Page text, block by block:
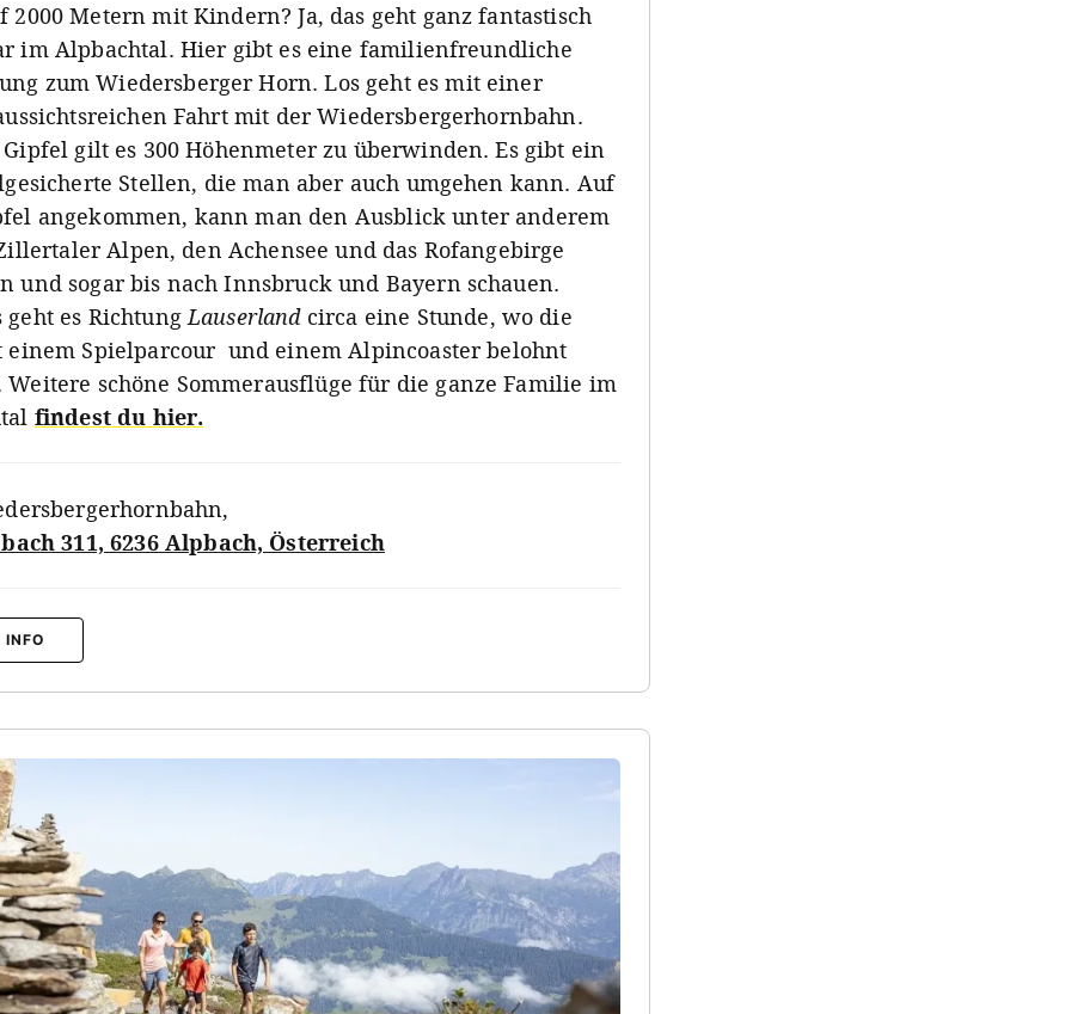
2000 Metern mit Kindern? Ja, das geht ganz fantastisch
im Alpbachtal. Hier gibt es eine familienfreundliche
zum Wiedersberger Horn. Los geht es mit einer
Fahrt mit der Wiedersbergerhornbahn.
gilt es 300 Höhenmeter zu überwinden. Es gibt ein
Stellen, die man aber auch umgehen kann. Auf
angekommen, kann man den Ausblick unter anderem
Alpen, den Achensee und das Rofangebirge
und sogar bis nach Innsbruck und Bayern schauen.
geht es RichtungLauserlandcirca eine Stunde, wo die
einem Spielparcour und einem Alpincoaster belohnt
schöne Sommerausflüge für die ganze Familie im
findest du hier.
,
311, 6236 Alpbach, Österreich
INFO